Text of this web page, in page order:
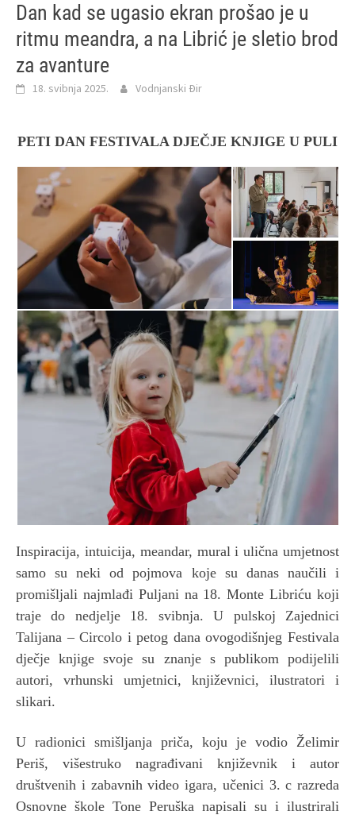
Dan kad se ugasio ekran prošao je u
ritmu meandra, a na Librić je sletio brod
za avanture
18. svibnja 2025. Vodnjanski Đir
PETI DAN FESTIVALA DJEČJE KNJIGE U PULI
Inspiracija, intuicija, meandar, mural i ulična umjetnost
samo su neki od pojmova koje su danas naučili i
promišljali najmlađi Puljani na 18. Monte Libriću koji
traje do nedjelje 18. svibnja. U pulskoj Zajednici
Talijana – Circolo i petog dana ovogodišnjeg Festivala
dječje knjige svoje su znanje s publikom podijelili
autori, vrhunski umjetnici, književnici, ilustratori i
slikari.
U radionici smišljanja priča, koju je vodio Želimir
Periš, višestruko nagrađivani književnik i autor
društvenih i zabavnih video igara, učenici 3. c razreda
Osnovne škole Tone Peruška napisali su i ilustrirali